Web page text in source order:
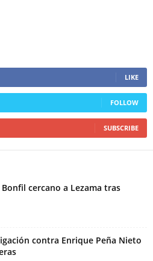
LIKE
FOLLOW
SUBSCRIBE
cercano a Lezama tras
contra Enrique Peña Nieto